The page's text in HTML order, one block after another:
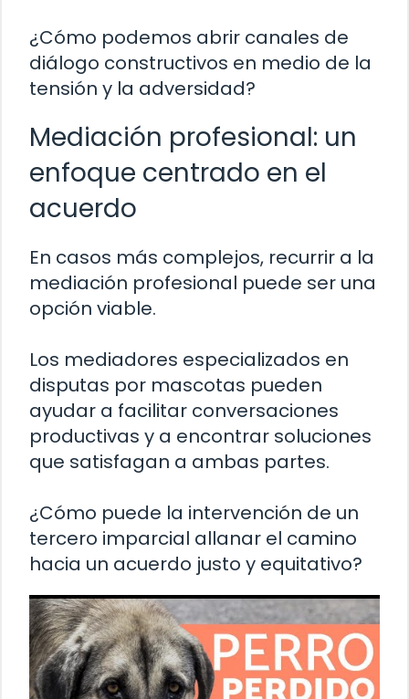
¿Cómo podemos abrir canales de
diálogo constructivos en medio de la
tensión y la adversidad?
Mediación profesional: un
enfoque centrado en el
acuerdo
En casos más complejos, recurrir a la
mediación profesional puede ser una
opción viable.
Los mediadores especializados en
disputas por mascotas pueden
ayudar a facilitar conversaciones
productivas y a encontrar soluciones
que satisfagan a ambas partes.
¿Cómo puede la intervención de un
tercero imparcial allanar el camino
hacia un acuerdo justo y equitativo?